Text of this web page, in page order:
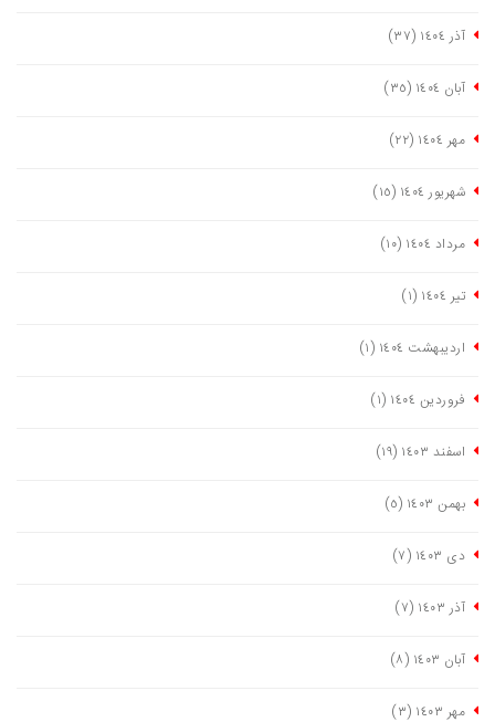
آذر ١٤٠٤ (٣٧)
آبان ١٤٠٤ (٣٥)
مهر ١٤٠٤ (٢٢)
شهریور ١٤٠٤ (١٥)
مرداد ١٤٠٤ (١٠)
تیر ١٤٠٤ (١)
اردیبهشت ١٤٠٤ (١)
فروردین ١٤٠٤ (١)
اسفند ١٤٠٣ (١٩)
بهمن ١٤٠٣ (٥)
دی ١٤٠٣ (٧)
آذر ١٤٠٣ (٧)
آبان ١٤٠٣ (٨)
مهر ١٤٠٣ (٣)